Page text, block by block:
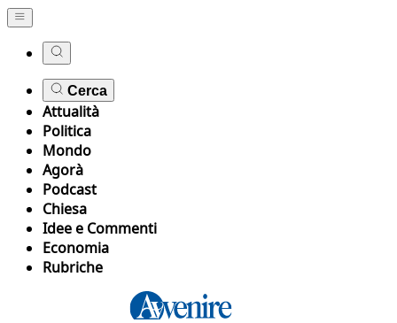
Cerca
Attualità
Politica
Mondo
Agorà
Podcast
Chiesa
Idee e Commenti
Economia
Rubriche